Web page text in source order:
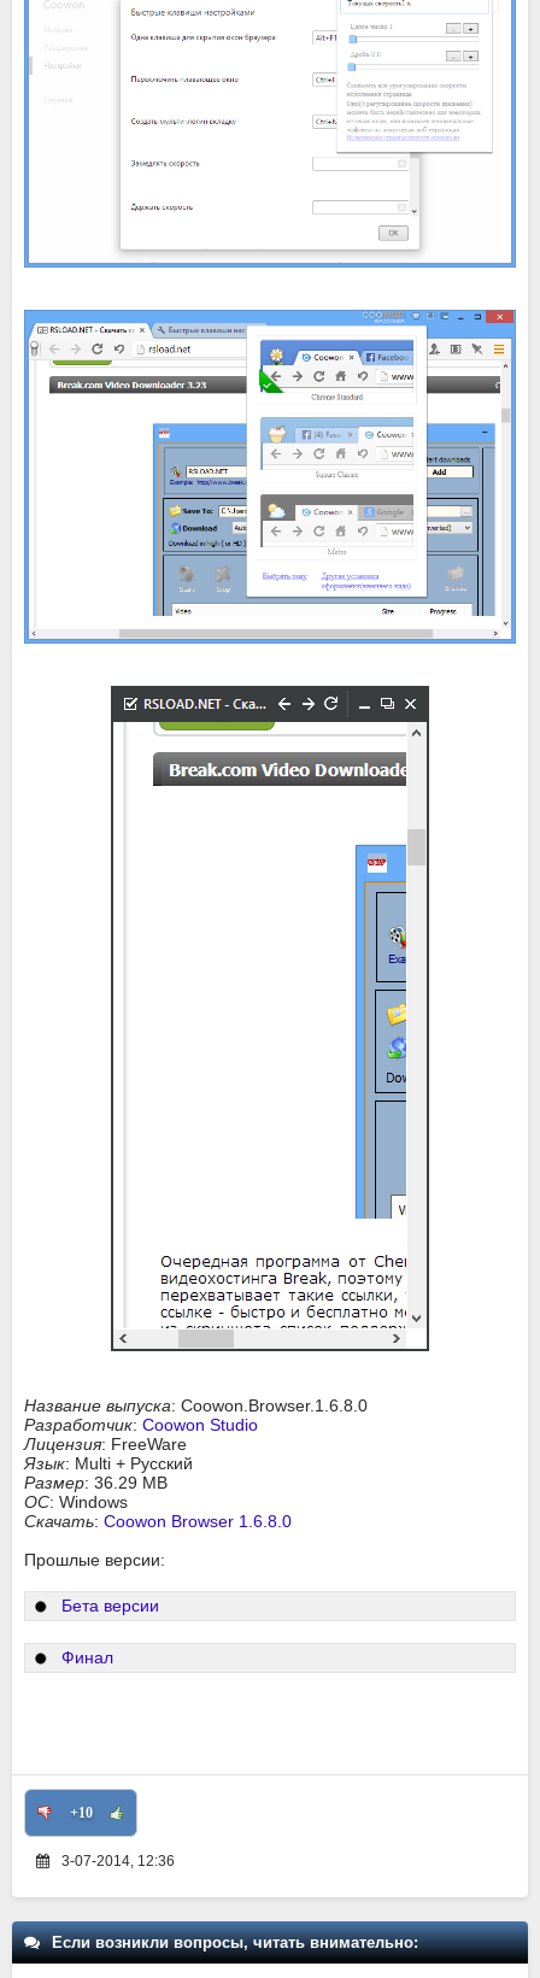
Название выпуска: Coowon.Browser.1.6.8.0
Разработчик: Coowon Studio
Лицензия: FreeWare
Язык: Multi + Русский
Размер: 36.29 MB
ОС: Windows
Скачать: Coowon Browser 1.6.8.0
Прошлые версии:
Бета версии
Финал
+10
3-07-2014, 12:36
Если возникли вопросы, читать внимательно: